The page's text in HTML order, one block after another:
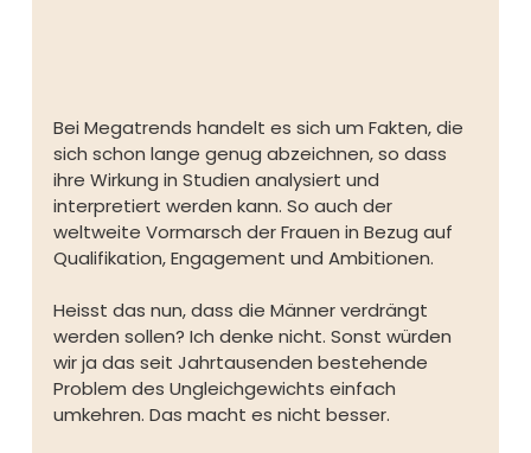
Bei Megatrends handelt es sich um Fakten, die
sich schon lange genug abzeichnen, so dass
ihre Wirkung in Studien analysiert und
interpretiert werden kann. So auch der
weltweite Vormarsch der Frauen in Bezug auf
Qualifikation, Engagement und Ambitionen.
Heisst das nun, dass die Männer verdrängt
werden sollen? Ich denke nicht. Sonst würden
wir ja das seit Jahrtausenden bestehende
Problem des Ungleichgewichts einfach
umkehren. Das macht es nicht besser.